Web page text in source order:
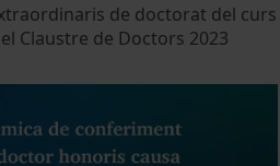
de doctorat del curs
Claustre de Doctors 2023